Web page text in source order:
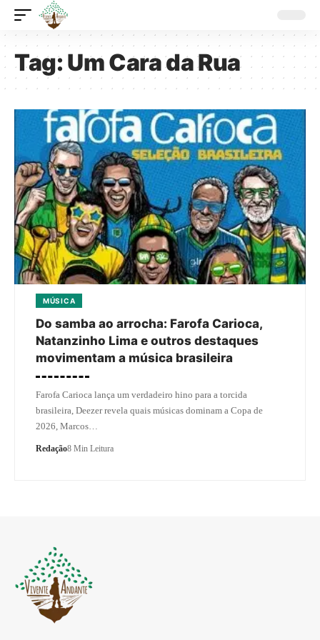
Tag:Um Cara da Rua
MÚSICA
Do samba ao arrocha: Farofa Carioca,
Natanzinho Lima e outros destaques
movimentam a música brasileira
Farofa Carioca lança um verdadeiro hino para a torcida
brasileira, Deezer revela quais músicas dominam a Copa de
2026, Marcos…
Redação8 Min Leitura